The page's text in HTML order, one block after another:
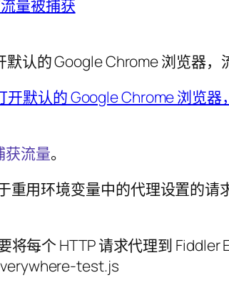
认的 Google Chrome 浏览器
获流量。
重用环境变量中的代理设置的
每个 HTTP 请求代理到
test.js